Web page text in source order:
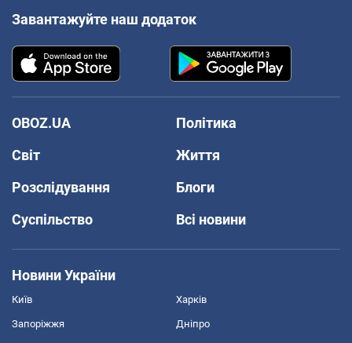
Завантажуйте наш додаток
OBOZ.UA
Політика
Світ
Життя
Розслідування
Блоги
Суспільство
Всі новини
Новини України
Київ Харків
Запоріжжя Дніпро